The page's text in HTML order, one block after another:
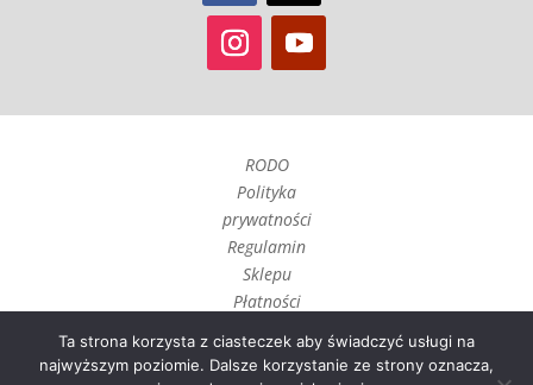
RODO
Polityka
prywatności
Regulamin
Sklepu
Płatności
i wysyłka
Ta strona korzysta z ciasteczek aby świadczyć usługi na
najwyższym poziomie. Dalsze korzystanie ze strony oznacza,